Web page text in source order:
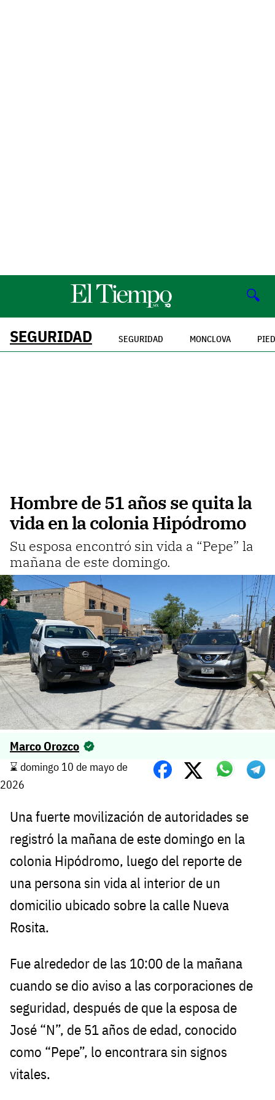
🔍
SEGURIDAD SEGURIDAD MONCLOVA
Hombre de 51 años se quita la
vida en la colonia Hipódromo
Su esposa encontró sin vida a “Pepe” la
mañana de este domingo.
Marco Orozco
⌛️ domingo 10 de mayo de
2026
Una fuerte movilización de autoridades se
registró la mañana de este domingo en la
colonia Hipódromo, luego del reporte de
una persona sin vida al interior de un
domicilio ubicado sobre la calle Nueva
Rosita.
Fue alrededor de las 10:00 de la mañana
cuando se dio aviso a las corporaciones de
seguridad, después de que la esposa de
José “N”, de 51 años de edad, conocido
como “Pepe”, lo encontrara sin signos
vitales.